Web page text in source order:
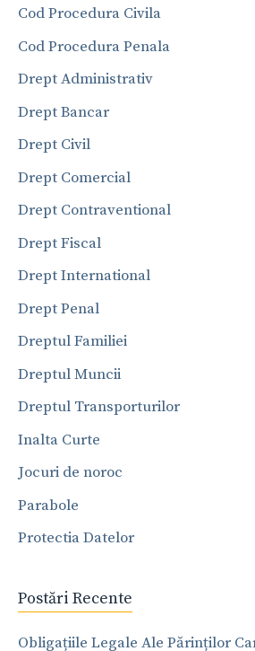
Cod Procedura Civila
Cod Procedura Penala
Drept Administrativ
Drept Bancar
Drept Civil
Drept Comercial
Drept Contraventional
Drept Fiscal
Drept International
Drept Penal
Dreptul Familiei
Dreptul Muncii
Dreptul Transporturilor
Inalta Curte
Jocuri de noroc
Parabole
Protectia Datelor
Postări Recente
Obligațiile Legale Ale Părinților